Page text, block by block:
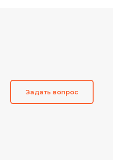
Задать вопрос